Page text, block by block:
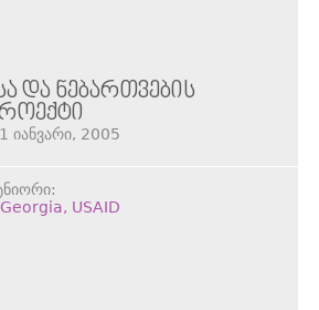
ᲓᲐ ᲜᲔᲑᲐᲠᲗᲕᲔᲑᲘᲡ
იანვარი, 2005
USAID